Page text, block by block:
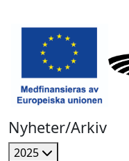
Nyheter/Arkiv
2025